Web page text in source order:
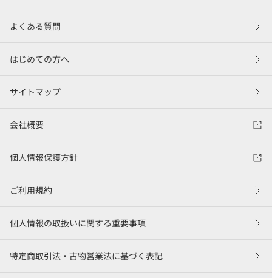
よくある質問
はじめての方へ
サイトマップ
会社概要
個人情報保護方針
ご利用規約
個人情報の取扱いに関する重要事項
特定商取引法・古物営業法に基づく表記